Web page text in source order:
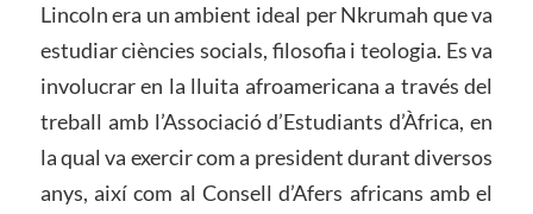
Lincoln era un ambient ideal per Nkrumah que va
estudiar ciències socials, filosofia i teologia. Es va
involucrar en la lluita afroamericana a través del
treball amb l’Associació d’Estudiants d’Àfrica, en
la qual va exercir com a president durant diversos
anys, així com al Consell d’Afers africans amb el